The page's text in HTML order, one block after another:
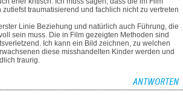
traumatisierend und fachlich nicht zu vertreten
Linie Beziehung und natürlich auch Führung, die
sein muss. Die in Film gezeigten Methoden sind
Ich kann ein Bild zeichnen, zu welchen
diese misshandelten Kinder werden und
traurig.
ANTWORTEN